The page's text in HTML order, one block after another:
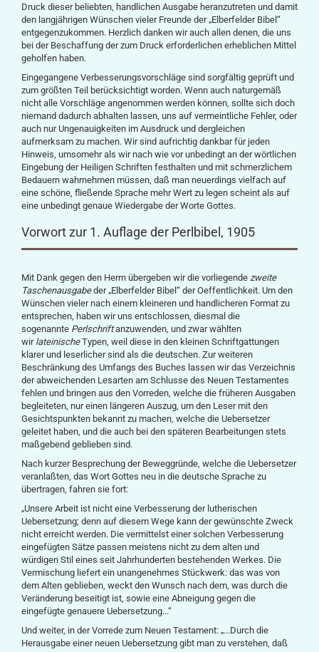
Druck dieser beliebten, handlichen Ausgabe heranzutreten und damit
den langjährigen Wünschen vieler Freunde der „Elberfelder Bibel“
entgegenzukommen. Herzlich danken wir auch allen denen, die uns
bei der Beschaffung der zum Druck erforderlichen erheblichen Mittel
geholfen haben.
Eingegangene Verbesserungsvorschläge sind sorgfältig geprüft und
zum größten Teil berücksichtigt worden. Wenn auch naturgemäß
nicht alle Vorschläge angenommen werden können, sollte sich doch
niemand dadurch abhalten lassen, uns auf vermeintliche Fehler, oder
auch nur Ungenauigkeiten im Ausdruck und dergleichen
aufmerksam zu machen. Wir sind aufrichtig dankbar für jeden
Hinweis, umsomehr als wir nach wie vor unbedingt an der wörtlichen
Eingebung der Heiligen Schriften festhalten und mit schmerzlichem
Bedauern wahrnehmen müssen, daß man neuerdings vielfach auf
eine schöne, fließende Sprache mehr Wert zu legen scheint als auf
eine unbedingt genaue Wiedergabe der Worte Gottes.
Vorwort zur 1. Auflage der Perlbibel, 1905
Mit Dank gegen den Herrn übergeben wir die vorliegende zweite
Taschenausgabeder „Elberfelder Bibel“ der Oeffentlichkeit. Um den
Wünschen vieler nach einem kleineren und handlicheren Format zu
entsprechen, haben wir uns entschlossen, diesmal die
sogenannte Perlschriftanzuwenden, und zwar wählten
wir lateinischeTypen, weil diese in den kleinen Schriftgattungen
klarer und leserlicher sind als die deutschen. Zur weiteren
Beschränkung des Umfangs des Buches lassen wir das Verzeichnis
der abweichenden Lesarten am Schlusse des Neuen Testamentes
fehlen und bringen aus den Vorreden, welche die früheren Ausgaben
begleiteten, nur einen längeren Auszug, um den Leser mit den
Gesichtspunkten bekannt zu machen, welche die Uebersetzer
geleitet haben, und die auch bei den späteren Bearbeitungen stets
maßgebend geblieben sind.
Nach kurzer Besprechung der Beweggründe, welche die Uebersetzer
veranlaßten, das Wort Gottes neu in die deutsche Sprache zu
übertragen, fahren sie fort:
„Unsere Arbeit ist nicht eine Verbesserung der lutherischen
Uebersetzung; denn auf diesem Wege kann der gewünschte Zweck
nicht erreicht werden. Die vermittelst einer solchen Verbesserung
eingefügten Sätze passen meistens nicht zu dem alten und
würdigen Stil eines seit Jahrhunderten bestehenden Werkes. Die
Vermischung liefert ein unangenehmes Stückwerk: das was von
dem Alten geblieben, weckt den Wunsch nach dem, was durch die
Veränderung beseitigt ist, sowie eine Abneigung gegen die
eingefügte genauere Uebersetzung...“
Und weiter, in der Vorrede zum Neuen Testament: „...Durch die
Herausgabe einer neuen Uebersetzung gibt man zu verstehen, daß